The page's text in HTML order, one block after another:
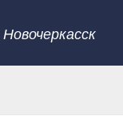
Новочеркасск